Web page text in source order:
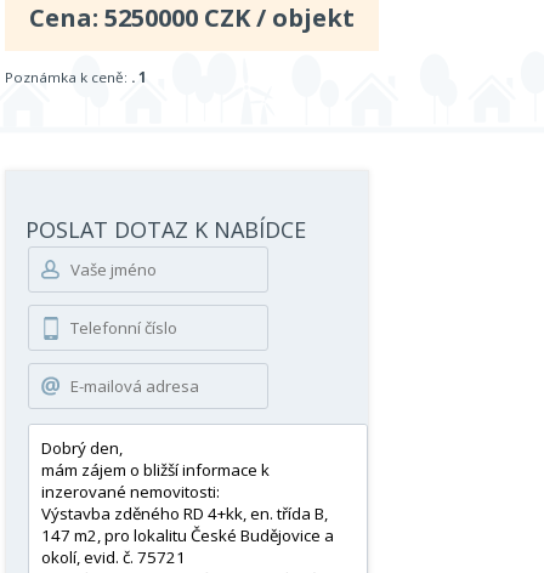
Cena:5250000 CZK / objekt
Poznámka k ceně: . 1
POSLAT DOTAZ K NABÍDCE